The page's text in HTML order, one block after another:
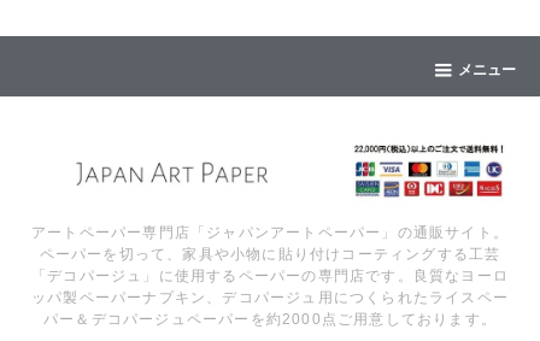
メニュー
アートペーパー専門店「ジャパンアートペーパー」の通販サイト。
ペーパーを切って、家具や小物に貼り付けコーティングする工芸
「デコパージュ」に使用するペーパーの専門店です。良質なヨーロ
ッパ製ペーパーナプキン、デコパージュ用につくられたライスペー
パー＆デコパージュペーパーを約2000点ご用意しております。